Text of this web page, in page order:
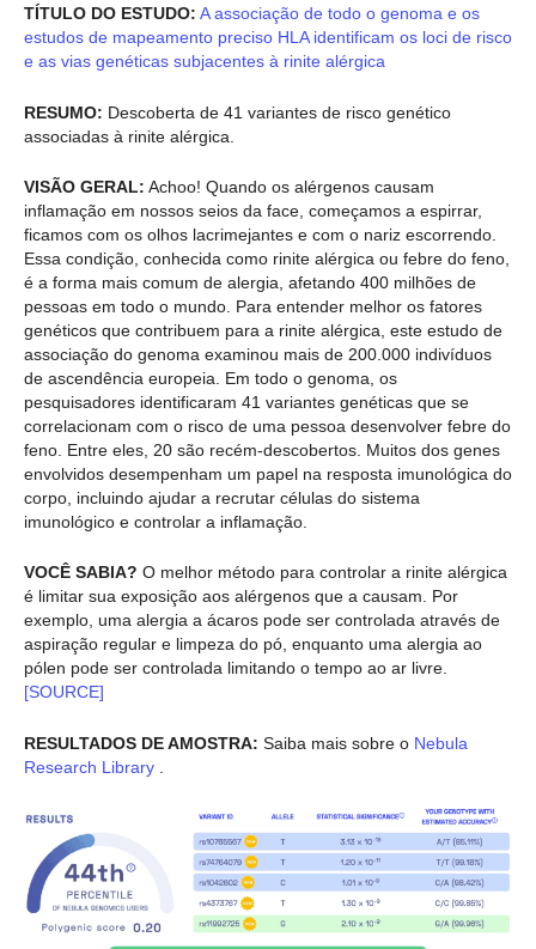
TÍTULO DO ESTUDO: A associação de todo o genoma e os
estudos de mapeamento preciso HLA identificam os loci de risco
e as vias genéticas subjacentes à rinite alérgica
RESUMO: Descoberta de 41 variantes de risco genético
associadas à rinite alérgica.
VISÃO GERAL: Achoo! Quando os alérgenos causam
inflamação em nossos seios da face, começamos a espirrar,
ficamos com os olhos lacrimejantes e com o nariz escorrendo.
Essa condição, conhecida como rinite alérgica ou febre do feno,
é a forma mais comum de alergia, afetando 400 milhões de
pessoas em todo o mundo. Para entender melhor os fatores
genéticos que contribuem para a rinite alérgica, este estudo de
associação do genoma examinou mais de 200.000 indivíduos
de ascendência europeia. Em todo o genoma, os
pesquisadores identificaram 41 variantes genéticas que se
correlacionam com o risco de uma pessoa desenvolver febre do
feno. Entre eles, 20 são recém-descobertos. Muitos dos genes
envolvidos desempenham um papel na resposta imunológica do
corpo, incluindo ajudar a recrutar células do sistema
imunológico e controlar a inflamação.
VOCÊ SABIA? O melhor método para controlar a rinite alérgica
é limitar sua exposição aos alérgenos que a causam. Por
exemplo, uma alergia a ácaros pode ser controlada através de
aspiração regular e limpeza do pó, enquanto uma alergia ao
pólen pode ser controlada limitando o tempo ao ar livre.
[SOURCE]
RESULTADOS DE AMOSTRA: Saiba mais sobre o Nebula
Research Library